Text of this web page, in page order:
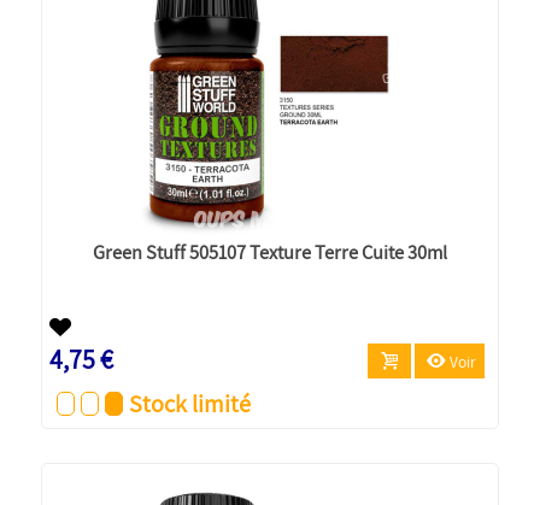
Green Stuff 505107 Texture Terre Cuite 30ml
4,75 € Voir
Stock limité